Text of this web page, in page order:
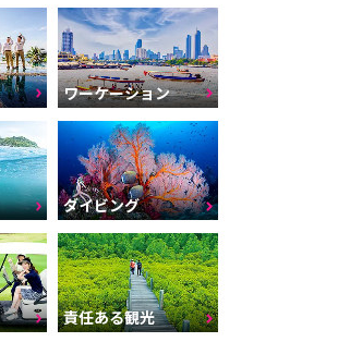
ワーケーション
ダイビング
責任ある観光